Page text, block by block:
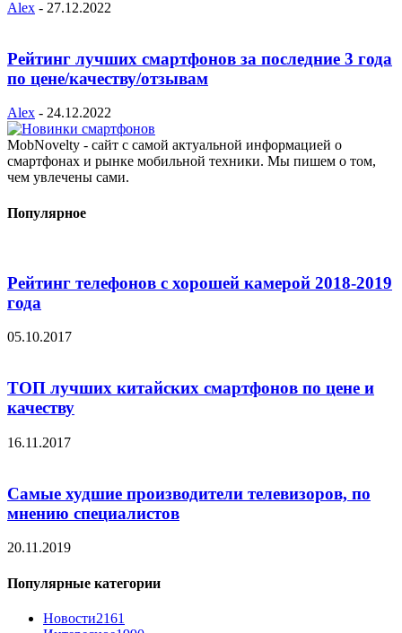
Alex - 27.12.2022
Рейтинг лучших смартфонов за последние 3 года
по цене/качеству/отзывам
Alex - 24.12.2022
MobNovelty - сайт с самой актуальной информацией о
смартфонах и рынке мобильной техники. Мы пишем о том,
чем увлечены сами.
Популярное
Рейтинг телефонов с хорошей камерой 2018-2019
года
05.10.2017
ТОП лучших китайских смартфонов по цене и
качеству
16.11.2017
Самые худшие производители телевизоров, по
мнению специалистов
20.11.2019
Популярные категории
Новости2161